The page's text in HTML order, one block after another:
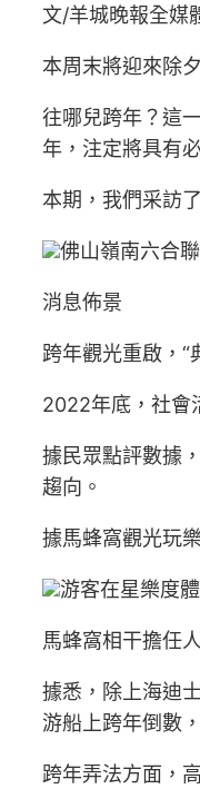
文/羊城晚報全媒
本周末將迎來除
往哪兒跨年？這
年，注定將具有
本期，我們采訪
佛山嶺南六合
消息佈景
跨年觀光重啟，“
2022年底，社會
據民眾點評數據
趨向。
據馬蜂窩觀光玩
游客在星樂度
馬蜂窩相干擔任
據悉，除上海迪
游船上跨年倒數
跨年弄法方面，